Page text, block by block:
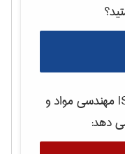
مهندسی مواد و
دهد: